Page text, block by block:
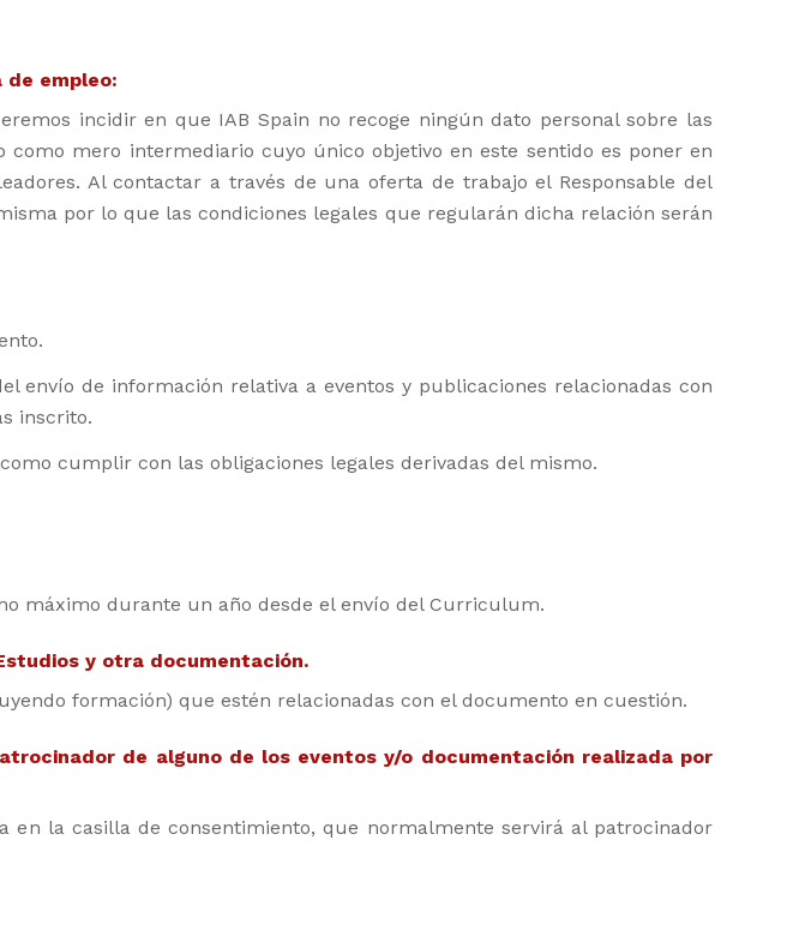
empleo:
incidir en que IAB Spain no recoge ningún dato personal sobre las
mero intermediario cuyo único objetivo en este sentido es poner en
Al contactar a través de una oferta de trabajo el Responsable del
por lo que las condiciones legales que regularán dicha relación serán
envío de información relativa a eventos y publicaciones relacionadas con
inscrito.
cumplir con las obligaciones legales derivadas del mismo.
máximo durante un año desde el envío del Curriculum.
y otra documentación.
formación) que estén relacionadas con el documento en cuestión.
de alguno de los eventos y/o documentación realizada por
la casilla de consentimiento, que normalmente servirá al patrocinador